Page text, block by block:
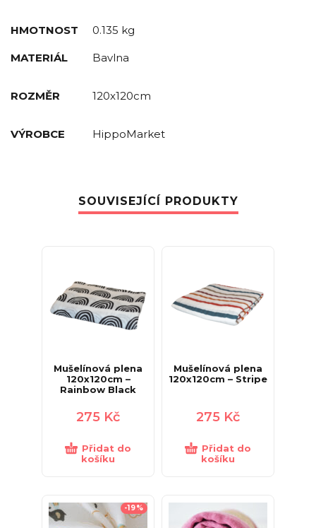
HMOTNOST 0.135 kg
MATERIÁL Bavlna
ROZMĚR 120x120cm
VÝROBCE HippoMarket
SOUVISEJÍCÍ PRODUKTY
Mušelínová plena
120x120cm –
Rainbow Black
275 Kč
Přidat do
košíku
Mušelínová plena
120x120cm – Stripe
275 Kč
Přidat do
košíku
-19%